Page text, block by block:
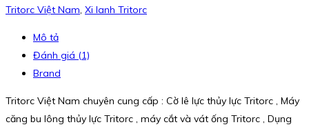
Tritorc Việt Nam, Xi lanh Tritorc
Mô tả
Đánh giá (1)
Brand
Tritorc Việt Nam chuyên cung cấp : Cờ lê lực thủy lực Tritorc , Máy
căng bu lông thủy lực Tritorc , máy cắt và vát ống Tritorc , Dụng